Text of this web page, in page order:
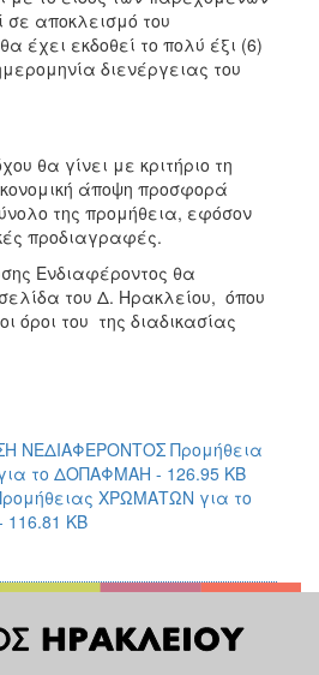
σε αποκλεισμό του
έχει εκδοθεί το πολύ έξι (6)
διενέργειας του
θα γίνει με κριτήριο τη
άποψη προσφορά
της προμήθεια, εφόσον
προδιαγραφές.
Ενδιαφέροντος θα
του Δ. Ηρακλείου, όπου
όροι του της διαδικασίας
ΝΕΔΙΑΦΕΡΟΝΤΟΣ Προμήθεια
το ΔΟΠΑΦΜΑΗ - 126.95 KB
ΧΡΩΜΑΤΩΝ για το
KB